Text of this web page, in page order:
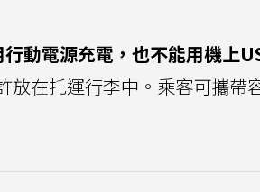
動電源充電，也不能用機上
放在托運行李中。乘客可攜帶